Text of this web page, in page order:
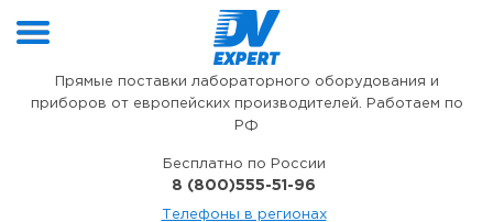
Прямые поставки лабораторного оборудования и
приборов от европейских производителей. Работаем по
РФ
Бесплатно по России
8 (800)555-51-96
Телефоны в регионах